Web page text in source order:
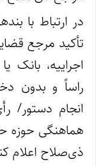
در ارتباط با
تأکید مرجع
اجراییه، بانک
راساً و بدون
انجام دستور‏/
هماهنگی حوزه
ذی‌صلاح اعلام